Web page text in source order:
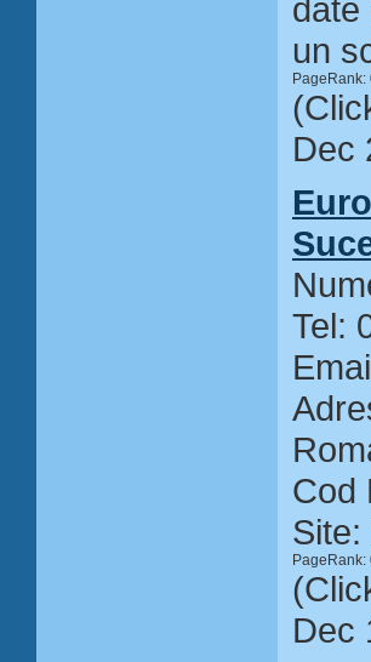
date
un
PageRank:
Dec
Tel:
Cod
PageRank:
Dec